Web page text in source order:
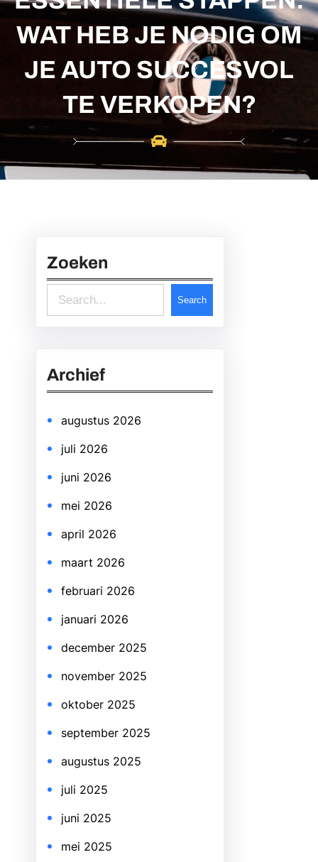
c
h
WAT HEB JE NODIG OM
JE AUTO SUCCESVOL
TE VERKOPEN?
Zoeken
e
c
Search
Archief
augustus 2026
juli 2026
juni 2026
mei 2026
april 2026
maart 2026
februari 2026
januari 2026
december 2025
november 2025
oktober 2025
september 2025
augustus 2025
juli 2025
juni 2025
mei 2025